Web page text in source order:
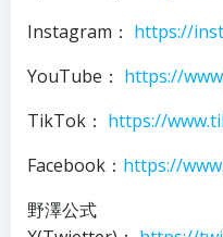
Instagram： https://
YouTube： https://
TikTok： https://
Facebook： https://
野澤公式